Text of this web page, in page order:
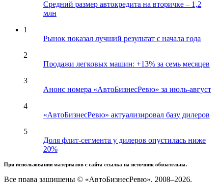
Средний размер автокредита на вторичке – 1,2
млн
1
Рынок показал лучший результат с начала года
2
Продажи легковых машин: +13% за семь месяцев
3
Анонс номера «АвтоБизнесРевю» за июль-август
4
«АвтоБизнесРевю» актуализировал базу дилеров
5
Доля флит-сегмента у дилеров опустилась ниже
20%
При использовании материалов с сайта ссылка на источник обязательна.
Все права защищены © «АвтоБизнесРевю», 2008–2026.